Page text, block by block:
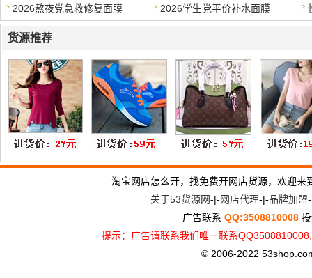
2026熬夜党急救修复面膜
2026学生党平价补水面膜
货源推荐
淘宝网店怎么开，找免费开网店货源，欢迎
关于53货源网-|-网店代理-|-品牌加盟
广告联系 QQ:3508810008
提示：广告请联系我们唯一联系
© 2006-2022